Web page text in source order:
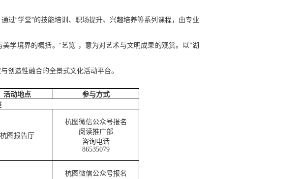
过“学堂”的技能培训、职场提升、兴趣培养等系列课程，由专业
学境界的概括。“艺览”，意为对艺术与文明成果的观赏。以“湖
创造性融合的全景式文化活动平台。
活动地点
参与方式
杭图报告厅
杭图微信公众号报名
阅读推广部
咨询电话
86535079
杭图微信公众号报名